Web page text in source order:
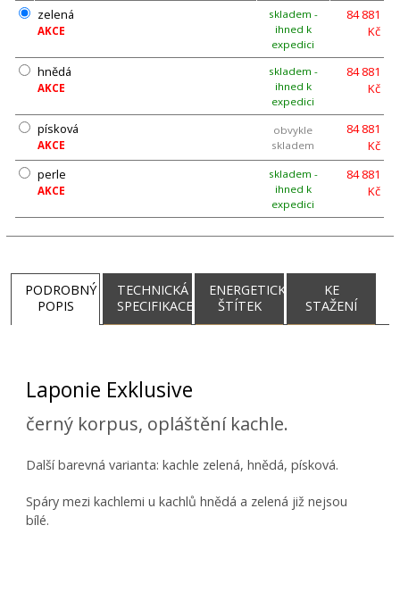
zelená
AKCE
skladem -
ihned k
expedici
84 881
Kč
hnědá
AKCE
skladem -
ihned k
expedici
84 881
Kč
písková
AKCE
obvykle
skladem
84 881
Kč
perle
AKCE
skladem -
ihned k
expedici
84 881
Kč
PODROBNÝ
POPIS
TECHNICKÁ
SPECIFIKACE
ENERGETICKÝ
ŠTÍTEK
KE
STAŽENÍ
Laponie Exklusive
černý korpus, opláštění kachle.
Další barevná varianta: kachle zelená, hnědá, písková.
Spáry mezi kachlemi u kachlů hnědá a zelená již nejsou
bílé.